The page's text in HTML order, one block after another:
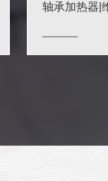
轴承加热器|